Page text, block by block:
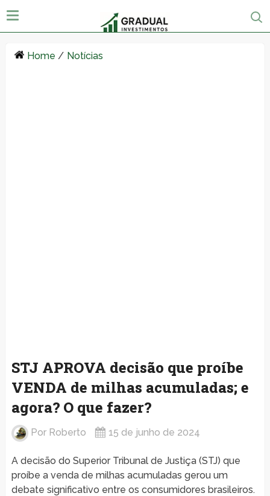
Home / Notícias
STJ APROVA decisão que proíbe
VENDA de milhas acumuladas; e
agora? O que fazer?
Por Roberto 15 de junho de 2024
A decisão do Superior Tribunal de Justiça (STJ) que
proíbe a venda de milhas acumuladas gerou um
debate significativo entre os consumidores brasileiros.